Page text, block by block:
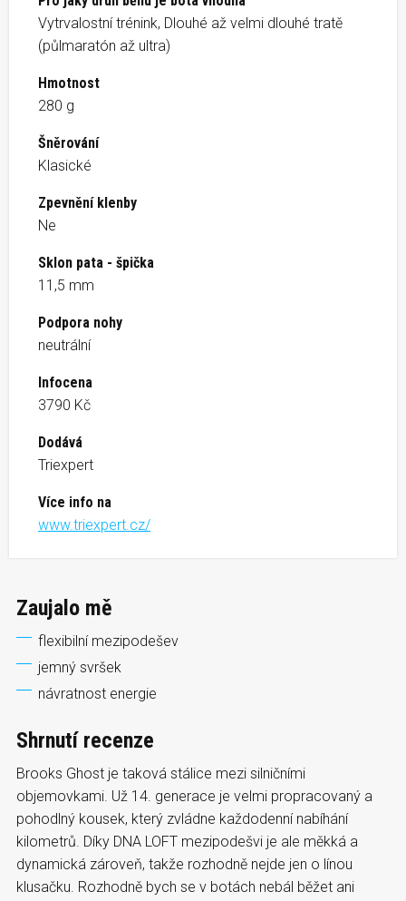
Vytrvalostní trénink, Dlouhé až velmi dlouhé tratě
(půlmaratón až ultra)
Hmotnost
280 g
Šněrování
Klasické
Zpevnění klenby
Ne
Sklon pata - špička
11,5 mm
Podpora nohy
neutrální
Infocena
3790 Kč
Dodává
Triexpert
Více info na
www.triexpert.cz/
Zaujalo mě
flexibilní mezipodešev
jemný svršek
návratnost energie
Shrnutí recenze
Brooks Ghost je taková stálice mezi silničními
objemovkami. Už 14. generace je velmi propracovaný a
pohodlný kousek, který zvládne každodenní nabíhání
kilometrů. Díky DNA LOFT mezipodešvi je ale měkká a
dynamická zároveň, takže rozhodně nejde jen o línou
klusačku. Rozhodně bych se v botách nebál běžet ani